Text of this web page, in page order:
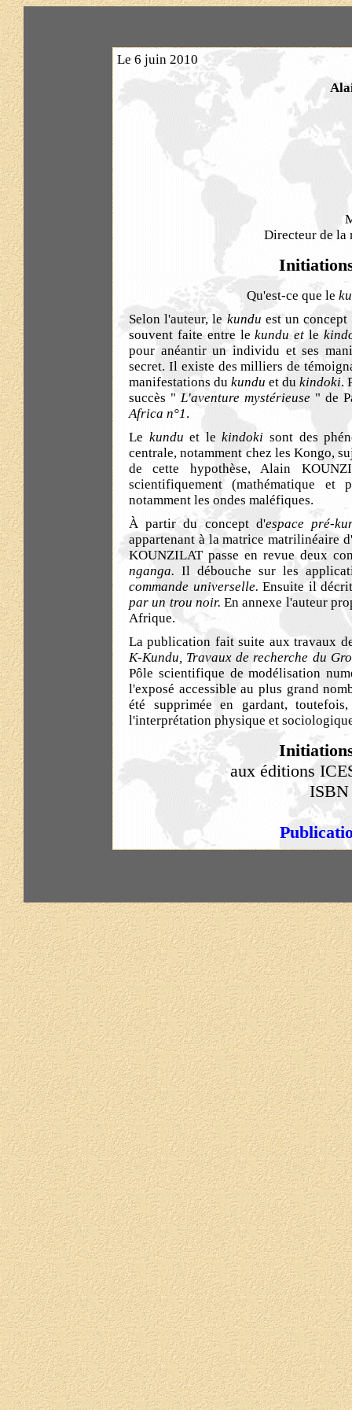
Le 6 juin 2010
Directeur de la
Qu'est-ce que le
Selon l'auteur, lekundu est un
souvent faite entre lekundu etle
pour anéantir un individu et ses
secret. Il existe des milliers de
manifestations dukundu et dukindoki.
succès "L'aventure mystérieuse " de
Africa n°1.
Le kundu et lekindoki sont des
centrale, notamment chez les Kongo,
de cette hypothèse, Alain
scientifiquement (mathématique et
notamment les ondes maléfiques.
À partir du concept d'espace pré-
appartenant à la matrice matrilinéaire
KOUNZILAT passe en revue deux
nganga.Il débouche sur les
commande universelle.Ensuite il
par un trou noir.En annexe l'auteur
Afrique.
La publication fait suite aux travaux
K-Kundu, Travaux de recherche du
Pôle scientifique de modélisation
l'exposé accessible au plus grand
été supprimée en gardant,
l'interprétation physique et
aux éditions
ISBN